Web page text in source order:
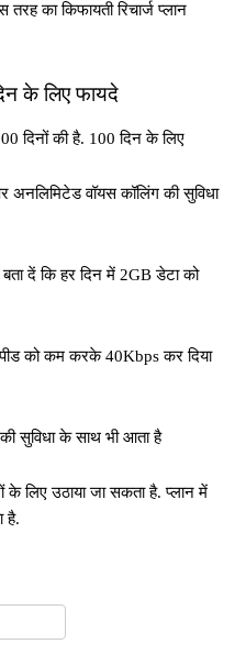
का किफायती रिचार्ज प्लान
के लिए फायदे
दिनों की है. 100 दिन के लिए
अनलिमिटेड वॉयस कॉलिंग की सुविधा
दें कि हर दिन में 2GB डेटा को
को कम करके 40Kbps कर दिया
सुविधा के साथ भी आता है
के लिए उठाया जा सकता है. प्लान में
है.